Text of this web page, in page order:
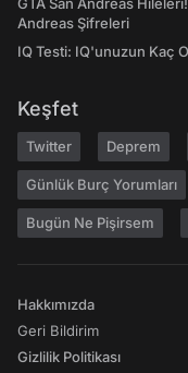
Andreas Şifreleri
IQ Testi: IQ'unuzun Kaç
Keşfet
Twitter Deprem
Günlük Burç Yorumları
Bugün Ne Pişirsem
Hakkımızda
Geri Bildirim
Gizlilik Politikası